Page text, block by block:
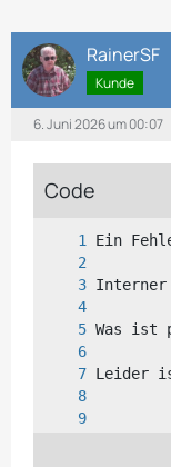
RainerSF
Kunde
6. Juni 2026 um 00:07
Code